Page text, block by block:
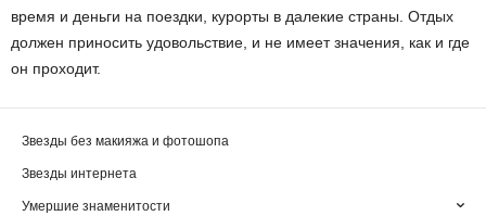
время и деньги на поездки, курорты в далекие страны. Отдых
должен приносить удовольствие, и не имеет значения, как и где
он проходит.
Звезды без макияжа и фотошопа
Звезды интернета
Умершие знаменитости